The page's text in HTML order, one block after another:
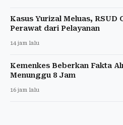
Kasus Yurizal Meluas, RSUD
Perawat dari Pelayanan
14 jam lalu
Kemenkes Beberkan Fakta
Menunggu 8 Jam
16 jam lalu